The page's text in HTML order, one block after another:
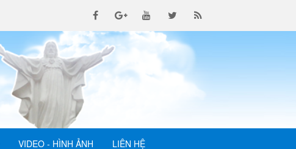
VIDEO - HÌNH ẢNH LIÊN HỆ